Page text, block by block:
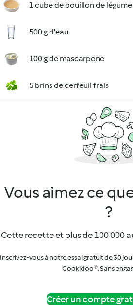
1 cube de bouillon de
500 g d'eau
100 g de mascarpone
5 brins de cerfeuil frais
Vous aimez ce
?
Cette recette et plus de 100 000
Inscrivez-vous à notre essai gratuit de 30
Cookidoo®. Sans
Créer un compte